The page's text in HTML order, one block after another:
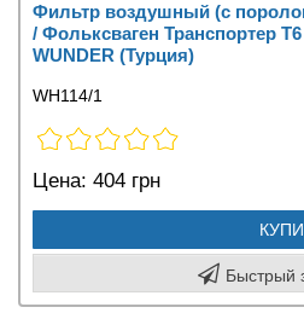
Фильтр воздушный (с
/ Фольксваген Транспортер Т6
WUNDER (Турция)
WH114/1
Цена: 404 грн
Быстрый